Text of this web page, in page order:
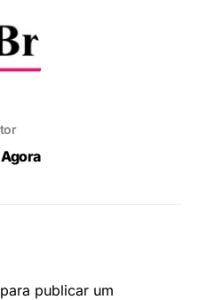
para publicar um